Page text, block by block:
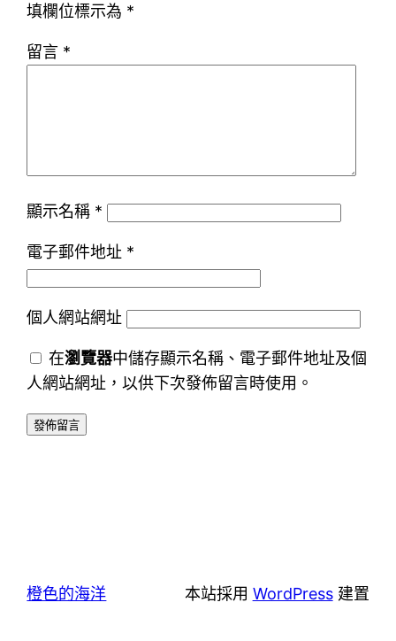
填欄位標示為 *
留言 *
顯示名稱 *
電子郵件地址 *
個人網站網址
在瀏覽器中儲存顯示名稱、電子郵件地址及個
人網站網址，以供下次發佈留言時使用。
橙色的海洋 本站採用 WordPress建置